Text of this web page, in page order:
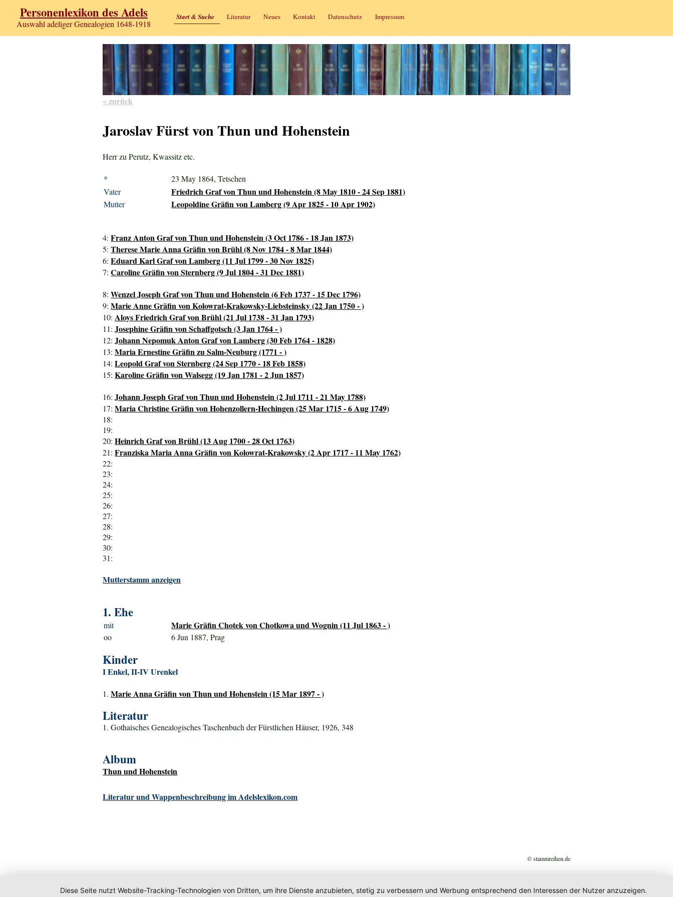
Personenlexikon des Adels
Auswahl adeliger Genealogien 1648-1918
Start & Suche Literatur Neues Kontakt Datenschutz Impressum
« zurück
Jaroslav Fürst von Thun und Hohenstein
Herr zu Perutz, Kwassitz etc.
*
23 May 1864, Tetschen
Vater
Friedrich Graf von Thun und Hohenstein (8 May 1810 - 24 Sep 1881)
Mutter Leopoldine Gräfin von Lamberg (9 Apr 1825 - 10 Apr 1902)
4:Franz Anton Graf von Thun und Hohenstein (3 Oct 1786 - 18 Jan 1873)
5:Therese Marie Anna Gräfin von Brühl (8 Nov 1784 - 8 Mar 1844)
6:Eduard Karl Graf von Lamberg (11 Jul 1799 - 30 Nov 1825)
7:Caroline Gräfin von Sternberg (9 Jul 1804 - 31 Dec 1881)
8:Wenzel Joseph Graf von Thun und Hohenstein (6 Feb 1737 - 15 Dec 1796)
9:Marie Anne Gräfin von Kolowrat-Krakowsky-Liebsteinsky (22 Jan 1750 - )
10:Aloys Friedrich Graf von Brühl (21 Jul 1738 - 31 Jan 1793)
11:Josephine Gräfin von Schaffgotsch (3 Jan 1764 - )
12:Johann Nepomuk Anton Graf von Lamberg (30 Feb 1764 - 1828)
13:Maria Ernestine Gräfin zu Salm-Neuburg (1771 - )
14:Leopold Graf von Sternberg (24 Sep 1770 - 18 Feb 1858)
15:Karoline Gräfin von Walsegg (19 Jan 1781 - 2 Jun 1857)
16:Johann Joseph Graf von Thun und Hohenstein (2 Jul 1711 - 21 May 1788)
17:Maria Christine Gräfin von Hohenzollern-Hechingen (25 Mar 1715 - 6 Aug 1749)
18:
19:
20:Heinrich Graf von Brühl (13 Aug 1700 - 28 Oct 1763)
21:Franziska Maria Anna Gräfin von Kolowrat-Krakowsky (2 Apr 1717 - 11 May 1762)
22:
23:
24:
25:
26:
27:
28:
29:
30:
31:
Mutterstamm anzeigen
1. Ehe
mit Marie Gräfin Chotek von Chotkowa und Wognin (11 Jul 1863 - )
oo 6 Jun 1887, Prag
Kinder
I Enkel, II-IV Urenkel
1.Marie Anna Gräfin von Thun und Hohenstein (15 Mar 1897 - )
Literatur
1. Gothaisches Genealogisches Taschenbuch der Fürstlichen Häuser, 1926, 348
Album
Thun und Hohenstein
Literatur und Wappenbeschreibung im Adelslexikon.com
© stammreihen.de
Diese Seite nutzt Website-Tracking-Technologien von Dritten, um ihre Dienste anzubieten, stetig zu verbessern und Werbung entsprechend den Interessen der Nutzer anzuzeigen.